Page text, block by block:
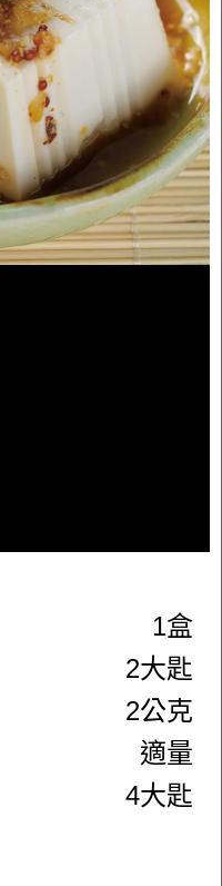
1盒
2大匙
2公克
適量
4大匙